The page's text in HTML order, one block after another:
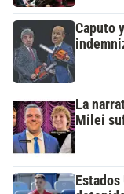
Caputo
La
Milei